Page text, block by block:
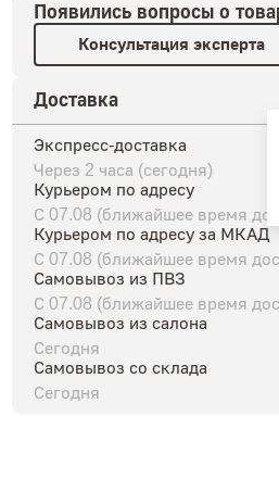
Появились вопросы о
Консультация эксперта
Доставка
Экспресс-доставка
Через 2 часа (сегодня)
Курьером по адресу
С 07.08 (ближайшее время
Курьером по адресу за МКАД
С 07.08 (ближайшее время
Самовывоз из ПВЗ
С 07.08 (ближайшее время
Самовывоз из салона
Сегодня
Самовывоз со склада
Сегодня